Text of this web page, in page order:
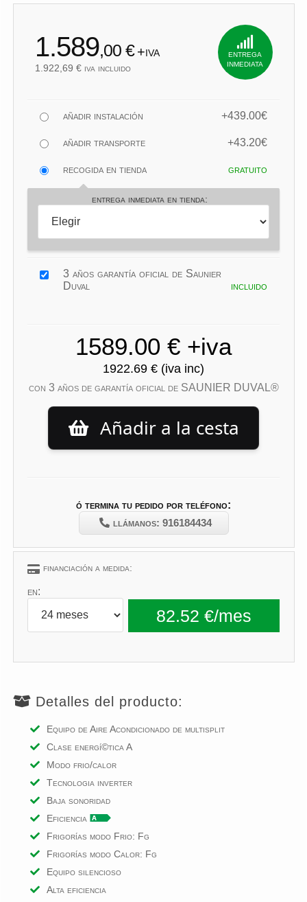
1.589,00 € +iva
1.922,69 € iva incluido
entrega
inmediata
añadir instalación +439.00€
añadir transporte +43.20€
recogida en tienda gratuito
entrega inmediata en tienda:
3 años garantía oficial de Saunier
Duval
incluido
con 3 años de garantía oficial de SAUNIER DUVAL®
Añadir a la cesta
ó termina tu pedido por teléfono:
llámanos: 916184434
financiación a medida:
en:
Detalles del producto:
Equipo de Aire Acondicionado de multisplit
Clase energí©tica A
Modo frio/calor
Tecnologia inverter
Baja sonoridad
Eficiencia
Frigorías modo Frio: Fg
Frigorías modo Calor: Fg
Equipo silencioso
Alta eficiencia